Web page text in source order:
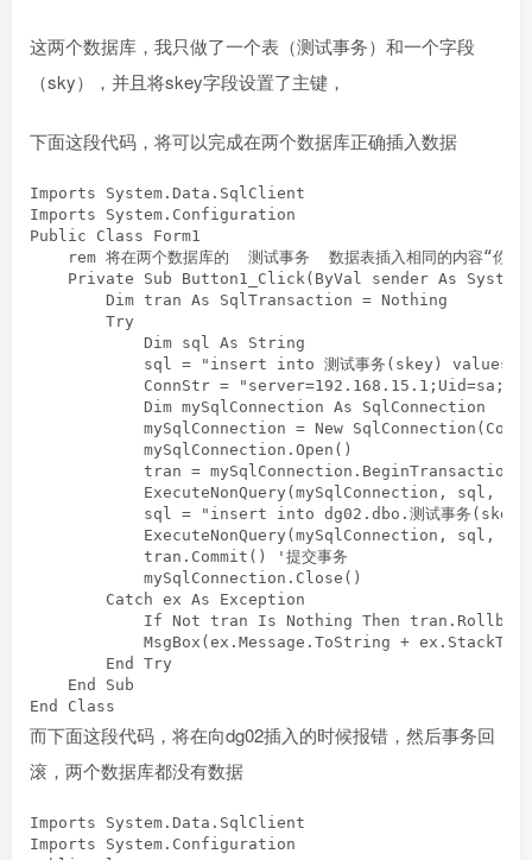
这两个数据库，我只做了一个表（测试事务）和一个字段
（sky），并且将skey字段设置了主键，
下面这段代码，将可以完成在两个数据库正确插入数据
Imports System.Data.SqlClient
Imports System.Configuration
Public Class Form1
rem 将在两个数据库的  测试事务  数据表插入相同的内容“你好
Private Sub Button1_Click(ByVal sender As
Dim tran As SqlTransaction = Nothing
Try
Dim sql As String
sql = "insert into 测试事务(skey) values ('
ConnStr =
Dim mySqlConnection As SqlConnection
mySqlConnection = New
mySqlConnection.Open()
tran = mySqlConnection.BeginTransaction
ExecuteNonQuery(mySqlConnection, sql,
sql = "insert into dg02.dbo.测试事务(skey)
ExecuteNonQuery(mySqlConnection, sql,
tran.Commit() '提交事务
mySqlConnection.Close()
Catch ex As Exception
If Not tran Is Nothing Then
MsgBox(ex.Message.ToString +
End Try
End Sub
End Class
而下面这段代码，将在向dg02插入的时候报错，然后事务回
滚，两个数据库都没有数据
Imports System.Data.SqlClient
Imports System.Configuration